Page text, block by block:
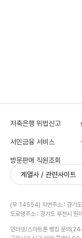
저축은행 위법신고
서민금융 서비스
방문판매 직원조회
계열사 / 관련사이트
(우 14554) 지번주소 : 경기
도로명주소 : 경기도 부천시
인터넷/스마트폰 뱅킹 문의